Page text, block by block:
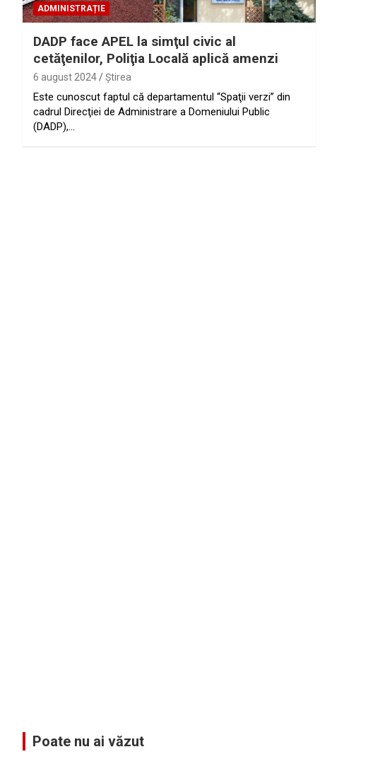
ADMINISTRAȚIE
DADP face APEL la simţul civic al
cetăţenilor, Poliţia Locală aplică amenzi
6 august 2024 Ştirea
Este cunoscut faptul că departamentul “Spaţii verzi” din
cadrul Direcţiei de Administrare a Domeniului Public
(DADP),…
Poate nu ai văzut